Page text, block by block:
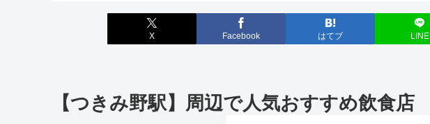
X Facebook はてブ LINE
【つきみ野駅】周辺で人気おすすめ飲食店